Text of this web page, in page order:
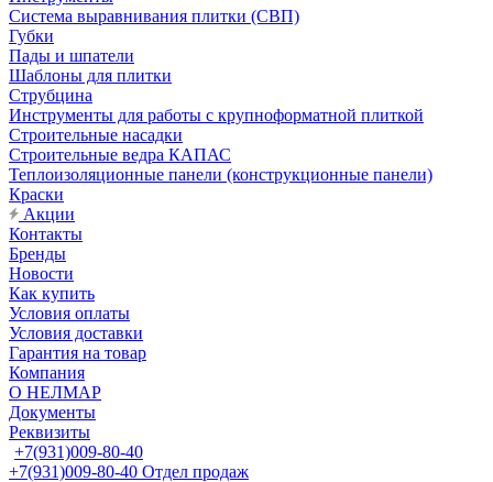
Система выравнивания плитки (СВП)
Губки
Пады и шпатели
Шаблоны для плитки
Струбцина
Инструменты для работы с крупноформатной плиткой
Строительные насадки
Строительные ведра КАПАС
Теплоизоляционные панели (конструкционные панели)
Краски
Акции
Контакты
Бренды
Новости
Как купить
Условия оплаты
Условия доставки
Гарантия на товар
Компания
О НЕЛМАР
Документы
Реквизиты
+7(931)009-80-40
+7(931)009-80-40 Отдел продаж